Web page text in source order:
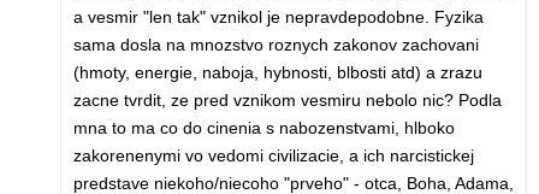
a vesmir "len tak" vznikol je nepravdepodobne. Fyzika
sama dosla na mnozstvo roznych zakonov zachovani
(hmoty, energie, naboja, hybnosti, blbosti atd) a zrazu
zacne tvrdit, ze pred vznikom vesmiru nebolo nic? Podla
mna to ma co do cinenia s nabozenstvami, hlboko
zakorenenymi vo vedomi civilizacie, a ich narcistickej
predstave niekoho/niecoho "prveho" - otca, Boha, Adama,